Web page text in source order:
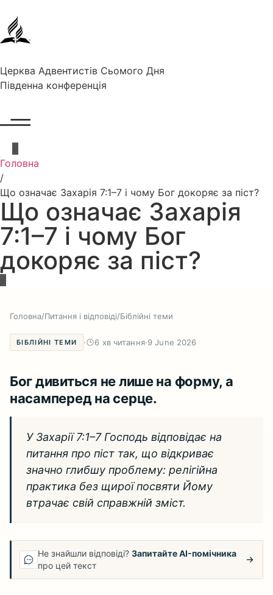
Церква Адвентистів Сьомого Дня
Південна конференція
Головна
/
Що означає Захарія 7:1–7 і чому Бог докоряє за піст?
Що означає Захарія
7:1–7 і чому Бог
докоряє за піст?
Головна/Питання і відповіді/Біблійні теми
БІБЛІЙНІ ТЕМИ · 6 хв читання·9 June 2026
Бог дивиться не лише на форму, а
насамперед на серце.
У Захарії 7:1–7 Господь відповідає на
питання про піст так, що відкриває
значно глибшу проблему: релігійна
практика без щирої посвяти Йому
втрачає свій справжній зміст.
Не знайшли відповіді? Запитайте AI-помічника
про цей текст